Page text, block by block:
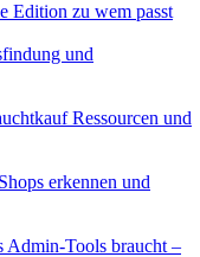
Edition zu wem passt
und
Ressourcen und
erkennen und
Admin-Tools braucht –